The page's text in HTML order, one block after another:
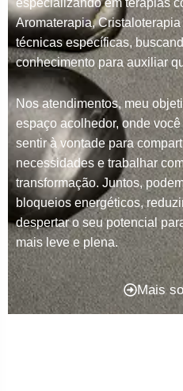
Aromaterapia,
técnicas específicas,
conhecimento para auxiliar
Nos atendimentos, meu
espaço acolhedor, onde
sentir à vontade para
necessidades e trabalhar
transformação. Juntos,
bloqueios energéticos,
despertar o seu potencial
mais leve e plena.
Mais